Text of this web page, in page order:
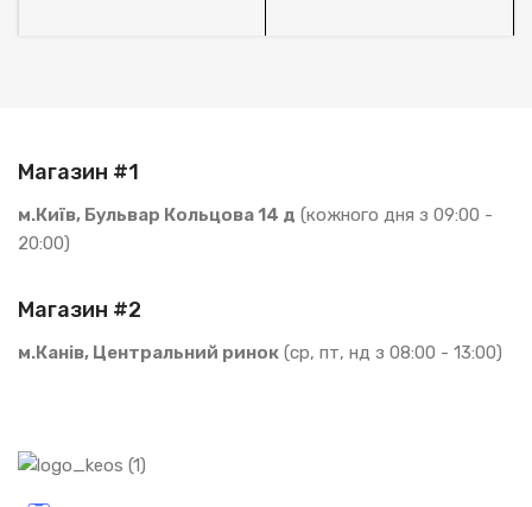
Магазин #1
м.Київ, Бульвар Кольцова 14 д (кожного дня з 09:00 -
20:00)
Магазин #2
м.Канів, Центральний ринок (ср, пт, нд з 08:00 - 13:00)